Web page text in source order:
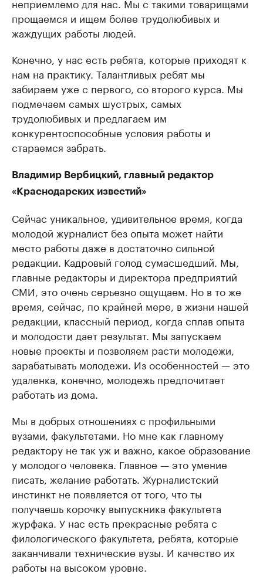
прощаемся и ищем более трудолюбивых и
жаждущих работы людей.
Конечно, у нас есть ребята, которые приходят к
нам на практику. Талантливых ребят мы
забираем уже с первого, со второго курса. Мы
подмечаем самых шустрых, самых
трудолюбивых и предлагаем им
конкурентоспособные условия работы и
стараемся забрать.
Владимир Вербицкий, главный редактор
«Краснодарских известий»
Сейчас уникальное, удивительное время, когда
молодой журналист без опыта может найти
место работы даже в достаточно сильной
редакции. Кадровый голод сумасшедший. Мы,
главные редакторы и директора предприятий
СМИ, это очень серьезно ощущаем. Но в то же
время, сейчас, по крайней мере, в жизни нашей
редакции, классный период, когда сплав опыта
и молодости дает результат. Мы запускаем
новые проекты и позволяем расти молодежи,
зарабатывать молодежи. Из особенностей — это
удаленка, конечно, молодежь предпочитает
работать из дома.
Мы в добрых отношениях с профильными
вузами, факультетами. Но мне как главному
редактору не так уж и важно, какое образование
у молодого человека. Главное — это умение
писать, желание работать. Журналистский
инстинкт не появляется от того, что ты
получаешь корочку выпускника факультета
журфака. У нас есть прекрасные ребята с
филологического факультета, ребята, которые
заканчивали технические вузы. И качество их
работы на высоком уровне.